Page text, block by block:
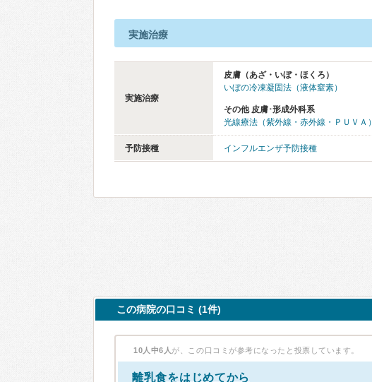
実施治療
実施治療
皮膚（あざ・いぼ・ほくろ）
いぼの冷凍凝固法（液体窒素）
その他 皮膚･形成外科系
光線療法（紫外線・赤外線・ＰＵＶＡ）
予防接種 インフルエンザ予防接種
この病院の口コミ (1件)
10人中6人 が、この口コミが参考になったと投票しています。
離乳食をはじめてから